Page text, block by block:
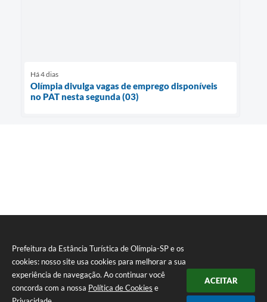
Prefeitura da Estância Turística de Olímpia-SP e os
cookies: nosso site usa cookies para melhorar a sua
experiência de navegação. Ao continuar você
concorda com a nossa Política de Cookies e
ACEITAR
Há 4 dias
Olímpia divulga vagas de emprego disponíveis
no PAT nesta segunda (03)